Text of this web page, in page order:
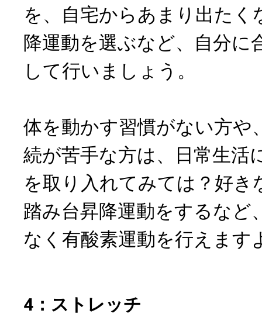
を、自宅からあまり出たく
降運動を選ぶなど、自分に
して行いましょう。
体を動かす習慣がない方や
続が苦手な方は、日常生活
を取り入れてみては？好き
踏み台昇降運動をするなど
なく有酸素運動を行えます
4：ストレッチ